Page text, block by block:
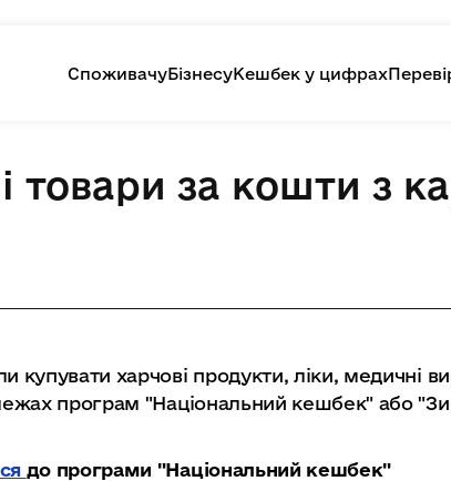
СпоживачуБізнесуКешбек у цифрах
товари за кошти з
купувати харчові продукти, ліки, медичні
програм "Національний кешбек" або
до програми "Національний кешбек"